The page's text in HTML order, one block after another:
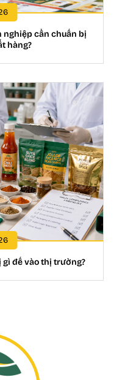
nghiệp cần chuẩn bị
hàng?
gì để vào thị trường?